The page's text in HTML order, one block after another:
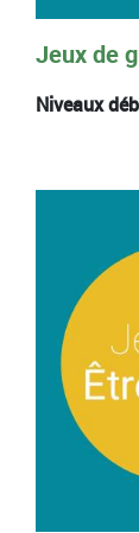
Jeux de
Niveaux